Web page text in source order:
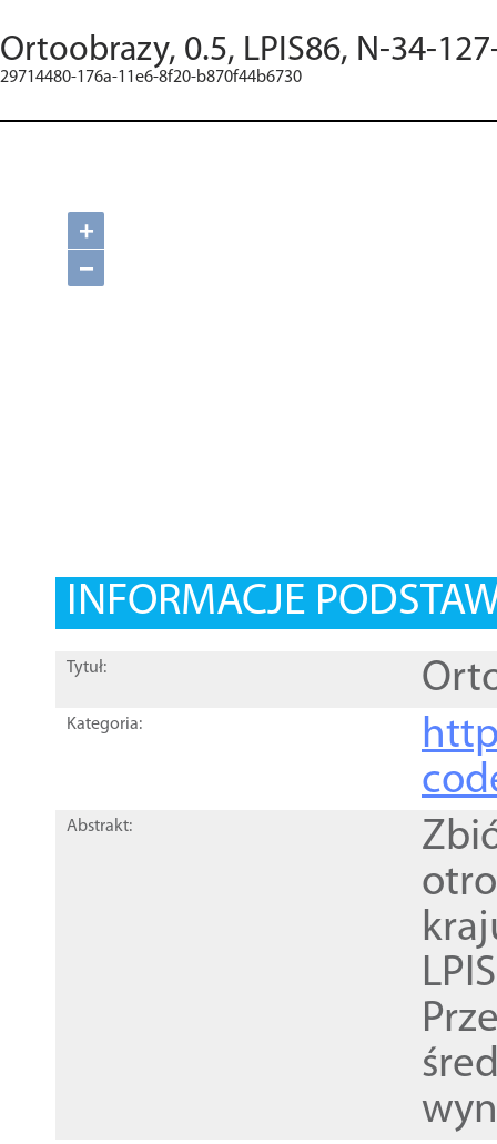
Ortoobrazy, 0.5, LPIS86, N-34-
29714480-176a-11e6-8f20-b870f44b6730
+
−
INFORMACJE
Tytuł:
Kategoria:
Abstrakt: